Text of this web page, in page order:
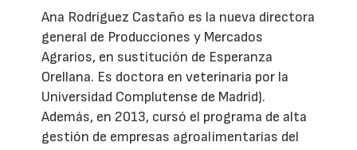
Ana Rodríguez Castaño es la nueva directora
general de Producciones y Mercados
Agrarios, en sustitución de Esperanza
Orellana. Es doctora en veterinaria por la
Universidad Complutense de Madrid).
Además, en 2013, cursó el programa de alta
gestión de empresas agroalimentarias del